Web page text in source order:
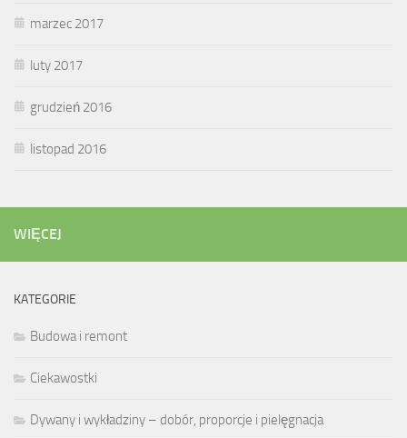
marzec 2017
luty 2017
grudzień 2016
listopad 2016
WIĘCEJ
KATEGORIE
Budowa i remont
Ciekawostki
Dywany i wykładziny – dobór, proporcje i pielęgnacja